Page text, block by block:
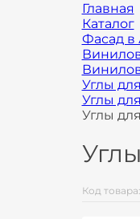
Главная
Каталог
Фасад в
Углы
Углы
Углы
Код